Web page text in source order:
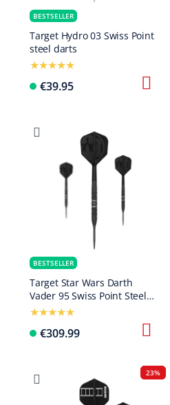
BESTSELLER
Target Hydro 03 Swiss Point
steel darts
€39.95
BESTSELLER
Target Star Wars Darth
Vader 95 Swiss Point Steel
Darts
€309.99
23%